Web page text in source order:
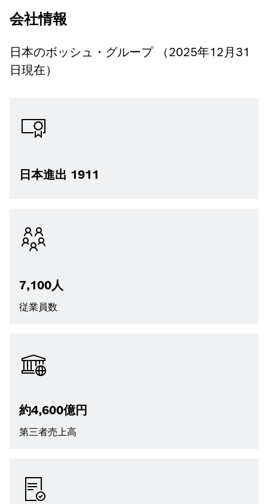
会社情報
日本のボッシュ・グループ （2025年12月31
日現在）
日本進出 1911
7,100人
従業員数
約4,600億円
第三者売上高